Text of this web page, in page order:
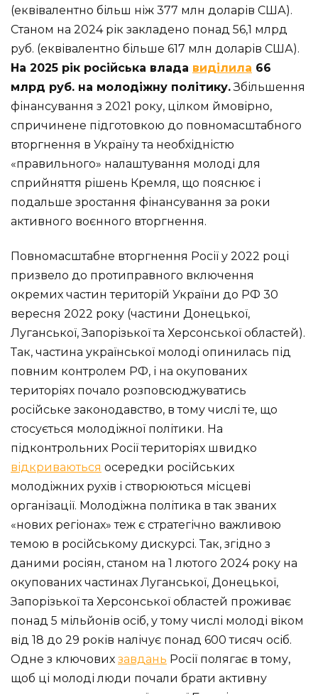
(еквівалентно більш ніж 377 млн доларів США).
Станом на 2024 рік закладено понад 56,1 млрд
руб. (еквівалентно більше 617 млн доларів США).
На 2025 рік російська влада виділила 66
млрд руб. на молодіжну політику.Збільшення
фінансування з 2021 року, цілком ймовірно,
спричинене підготовкою до повномасштабного
вторгнення в Україну та необхідністю
«правильного» налаштування молоді для
сприйняття рішень Кремля, що пояснює і
подальше зростання фінансування за роки
активного воєнного вторгнення.
Повномасштабне вторгнення Росії у 2022 році
призвело до протиправного включення
окремих частин територій України до РФ 30
вересня 2022 року (частини Донецької,
Луганської, Запорізької та Херсонської областей).
Так, частина української молоді опинилась під
повним контролем РФ, і на окупованих
територіях почало розповсюджуватись
російське законодавство, в тому числі те, що
стосується молодіжної політики. На
підконтрольних Росії територіях швидко
відкриваються осередки російських
молодіжних рухів і створюються місцеві
організації. Молодіжна політика в так званих
«нових регіонах» теж є стратегічно важливою
темою в російському дискурсі. Так, згідно з
даними росіян, станом на 1 лютого 2024 року на
окупованих частинах Луганської, Донецької,
Запорізької та Херсонської областей проживає
понад 5 мільйонів осіб, у тому числі молоді віком
від 18 до 29 років налічує понад 600 тисяч осіб.
Одне з ключових завдань Росії полягає в тому,
щоб ці молоді люди почали брати активну